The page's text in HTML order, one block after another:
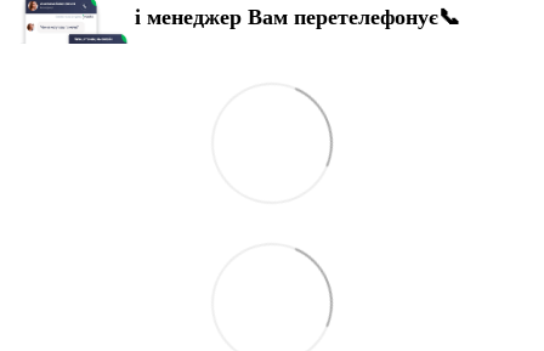
і менеджер Вам перетелефонує📞